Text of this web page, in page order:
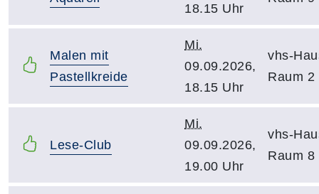
18.15 Uhr
Malen mit
Pastellkreide
Mi.
09.09.2026,
18.15 Uhr
vhs-
Raum 2
Lese-Club
Mi.
09.09.2026,
19.00 Uhr
vhs-
Raum 8